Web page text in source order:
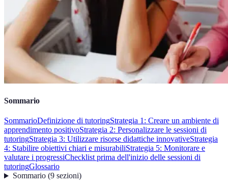
Sommario
SommarioDefinizione di tutoringStrategia 1: Creare un ambiente di
apprendimento positivoStrategia 2: Personalizzare le sessioni di
tutoringStrategia 3: Utilizzare risorse didattiche innovativeStrategia
4: Stabilire obiettivi chiari e misurabiliStrategia 5: Monitorare e
valutare i progressiChecklist prima dell'inizio delle sessioni di
tutoringGlossario
Sommario(9 sezioni)